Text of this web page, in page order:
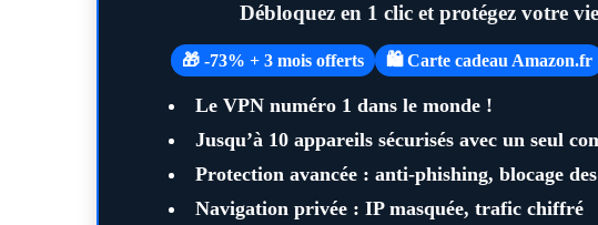
Débloquez en 1 clic et protégez votre
🎁 -73% + 3 mois offerts 🛍️ Carte cadeau Amazon.fr
Le VPN numéro 1 dans le monde !
Jusqu’à 10 appareils sécurisés avec un seul
Protection avancée : anti-phishing, blocage
Navigation privée : IP masquée, trafic chiffré
Maximiser son temps
quotidien
r
c
h
o
r
: